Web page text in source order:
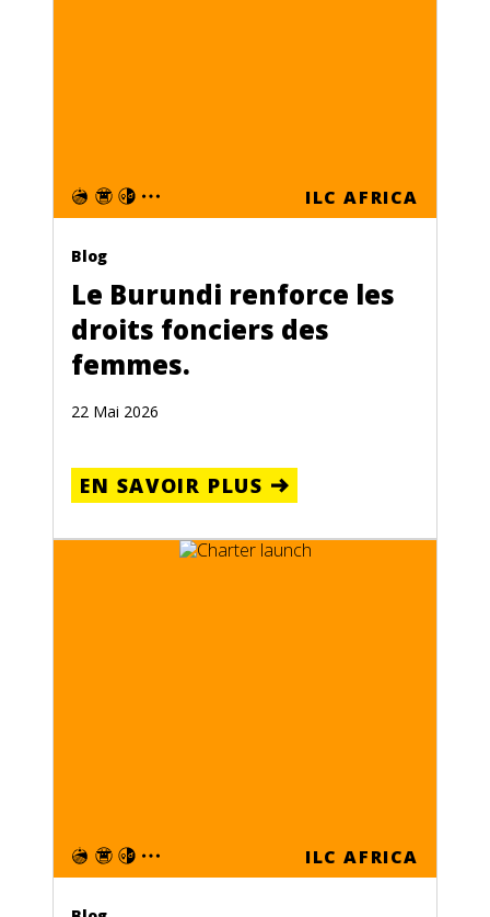
ILC AFRICA
Blog
Le Burundi renforce les
droits fonciers des
femmes.
22 Mai 2026
EN SAVOIR PLUS
ILC AFRICA